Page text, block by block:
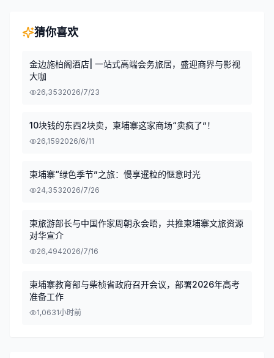
猜你喜欢
金边施柏阁酒店| 一站式高端会务旅居，盛迎商界与影视
大咖
26,3532026/7/23
10块钱的东西2块卖，柬埔寨这家商场“卖疯了”！
26,1592026/6/11
柬埔寨“绿色季节”之旅：慢享暹粒的惬意时光
24,3532026/7/26
柬旅游部长与中国作家周朝永会晤，共推柬埔寨文旅资源
对华宣介
26,4942026/7/16
柬埔寨教育部与柴桢省政府召开会议，部署2026年高考
准备工作
1,0631小时前